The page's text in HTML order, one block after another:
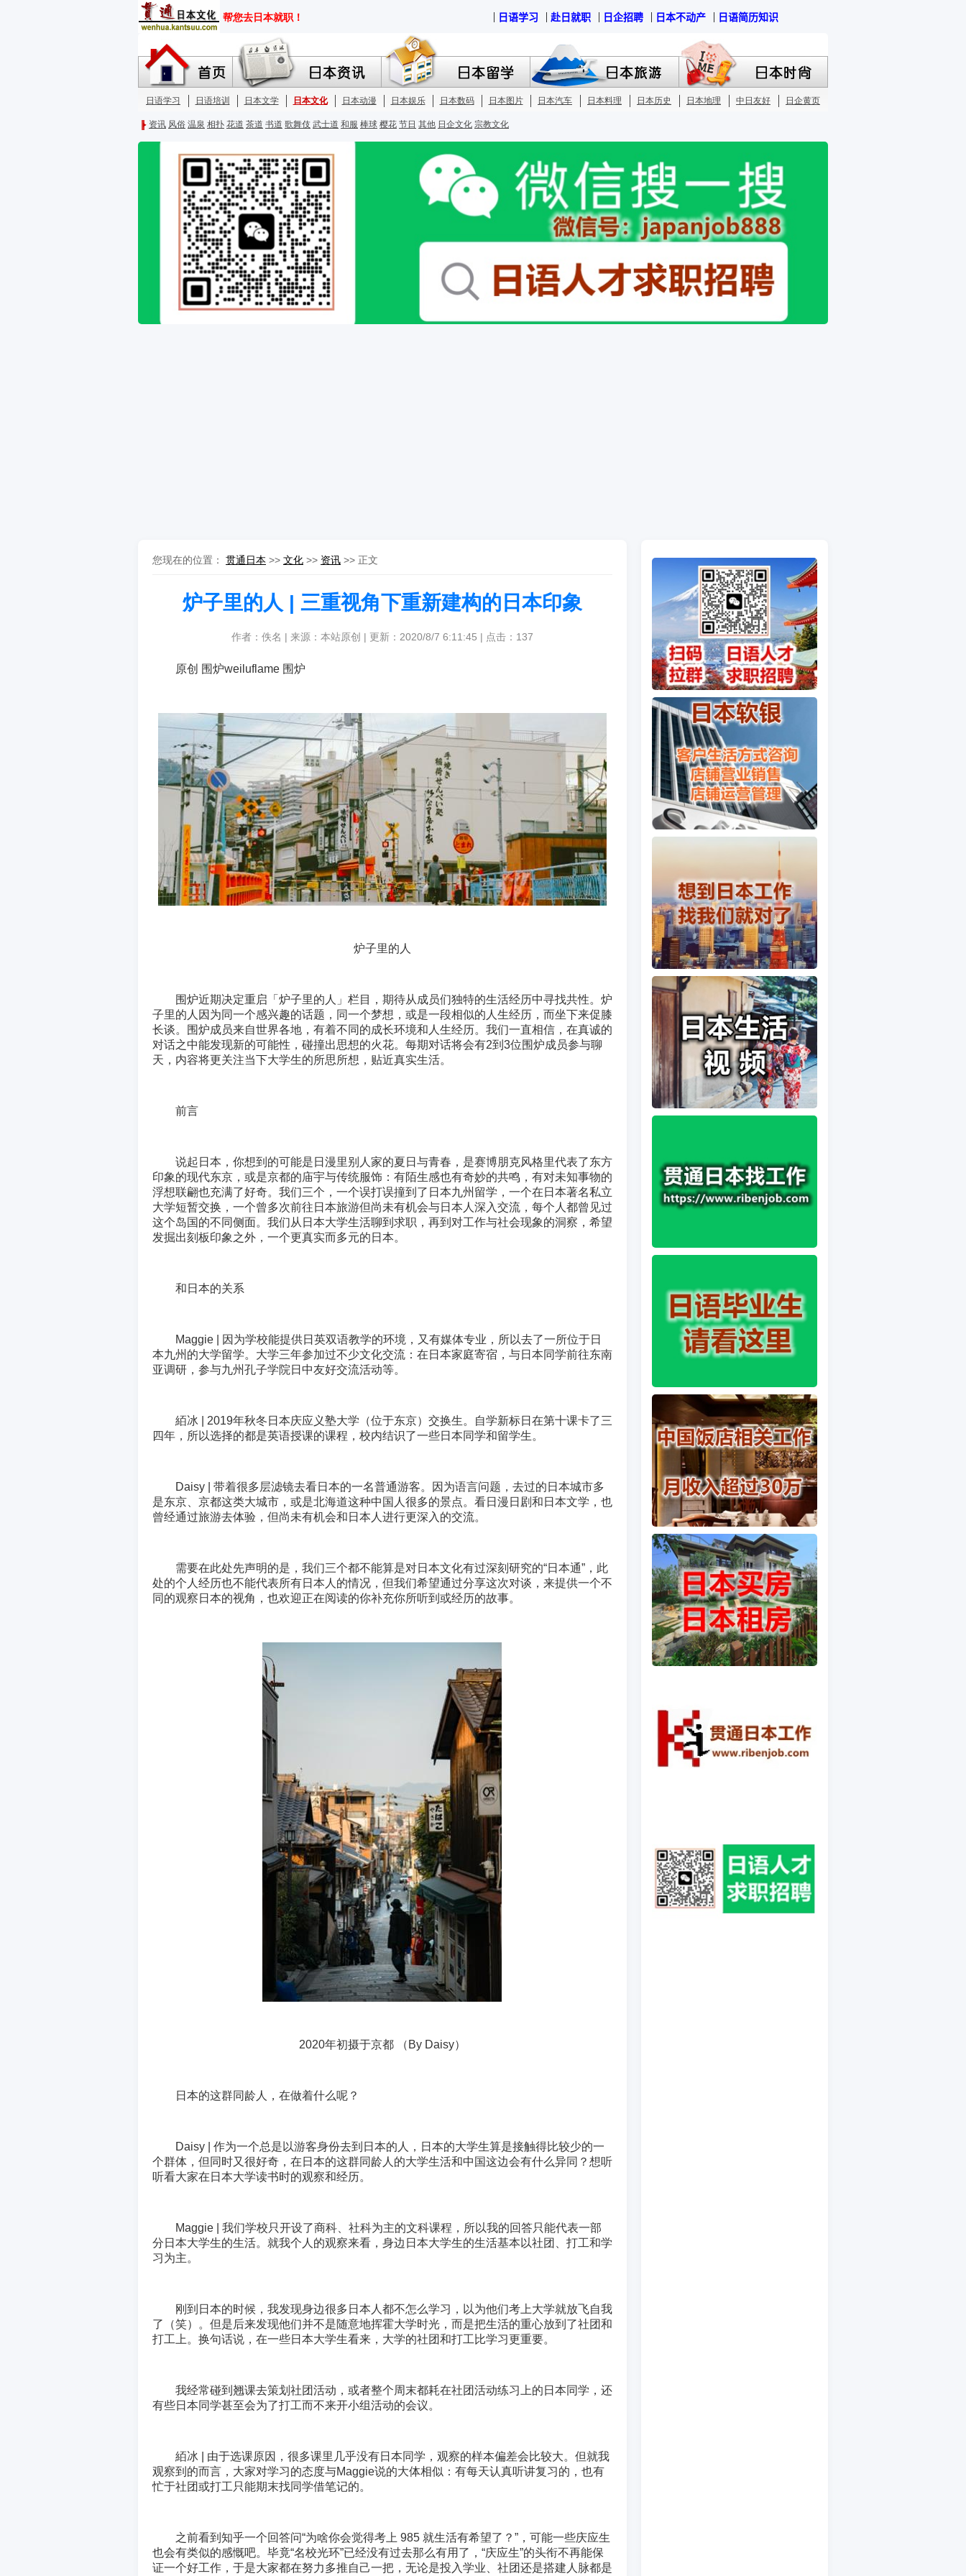
您现在的位置： 贯通日本 >> 文化 >> 资讯 >> 正文
炉子里的人 | 三重视角下重新建构的日本印象
作者：佚名 | 来源：本站原创 | 更新：2020/8/7 6:11:45 | 点击： 137
原创 围炉weiluflame 围炉
炉子里的人
围炉近期决定重启「炉子里的人」栏目，期待从成员们独特的生活经历中寻找共性。炉
子里的人因为同一个感兴趣的话题，同一个梦想，或是一段相似的人生经历，而坐下来促膝
长谈。围炉成员来自世界各地，有着不同的成长环境和人生经历。我们一直相信，在真诚的
对话之中能发现新的可能性，碰撞出思想的火花。每期对话将会有2到3位围炉成员参与聊
天，内容将更关注当下大学生的所思所想，贴近真实生活。
前言
说起日本，你想到的可能是日漫里别人家的夏日与青春，是赛博朋克风格里代表了东方
印象的现代东京，或是京都的庙宇与传统服饰：有陌生感也有奇妙的共鸣，有对未知事物的
浮想联翩也充满了好奇。我们三个，一个误打误撞到了日本九州留学，一个在日本著名私立
大学短暂交换，一个曾多次前往日本旅游但尚未有机会与日本人深入交流，每个人都曾见过
这个岛国的不同侧面。我们从日本大学生活聊到求职，再到对工作与社会现象的洞察，希望
发掘出刻板印象之外，一个更真实而多元的日本。
和日本的关系
Maggie | 因为学校能提供日英双语教学的环境，又有媒体专业，所以去了一所位于日
本九州的大学留学。大学三年参加过不少文化交流：在日本家庭寄宿，与日本同学前往东南
亚调研，参与九州孔子学院日中友好交流活动等。
絔冰 | 2019年秋冬日本庆应义塾大学（位于东京）交换生。自学新标日在第十课卡了三
四年，所以选择的都是英语授课的课程，校内结识了一些日本同学和留学生。
Daisy | 带着很多层滤镜去看日本的一名普通游客。因为语言问题，去过的日本城市多
是东京、京都这类大城市，或是北海道这种中国人很多的景点。看日漫日剧和日本文学，也
曾经通过旅游去体验，但尚未有机会和日本人进行更深入的交流。
需要在此处先声明的是，我们三个都不能算是对日本文化有过深刻研究的“日本通”，此
处的个人经历也不能代表所有日本人的情况，但我们希望通过分享这次对谈，来提供一个不
同的观察日本的视角，也欢迎正在阅读的你补充你所听到或经历的故事。
2020年初摄于京都 （By Daisy）
日本的这群同龄人，在做着什么呢？
Daisy | 作为一个总是以游客身份去到日本的人，日本的大学生算是接触得比较少的一
个群体，但同时又很好奇，在日本的这群同龄人的大学生活和中国这边会有什么异同？想听
听看大家在日本大学读书时的观察和经历。
Maggie | 我们学校只开设了商科、社科为主的文科课程，所以我的回答只能代表一部
分日本大学生的生活。就我个人的观察来看，身边日本大学生的生活基本以社团、打工和学
习为主。
刚到日本的时候，我发现身边很多日本人都不怎么学习，以为他们考上大学就放飞自我
了（笑）。但是后来发现他们并不是随意地挥霍大学时光，而是把生活的重心放到了社团和
打工上。换句话说，在一些日本大学生看来，大学的社团和打工比学习更重要。
我经常碰到翘课去策划社团活动，或者整个周末都耗在社团活动练习上的日本同学，还
有些日本同学甚至会为了打工而不来开小组活动的会议。
絔冰 | 由于选课原因，很多课里几乎没有日本同学，观察的样本偏差会比较大。但就我
观察到的而言，大家对学习的态度与Maggie说的大体相似：有每天认真听讲复习的，也有
忙于社团或打工只能期末找同学借笔记的。
之前看到知乎一个回答问“为啥你会觉得考上 985 就生活有希望了？”，可能一些庆应生
也会有类似的感慨吧。毕竟“名校光环”已经没有过去那么有用了，“庆应生”的头衔不再能保
证一个好工作，于是大家都在努力多推自己一把，无论是投入学业、社团还是搭建人脉都是